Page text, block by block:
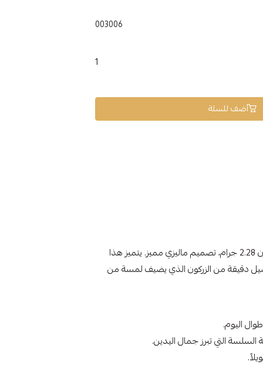
003006
1
أضف للسلة
اكتشف أناقة لا مثيل لها مع **خاتم زركون ذهب 18**، وزن 2.28 جرام، تصميم ماليزي مميز. يتميز هذا
دقيقة من الزركون الذي يضيف لمسة من
السلسة التي تبرز جمال اليدين.